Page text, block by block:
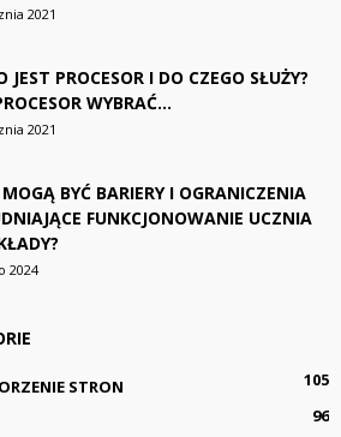
2021
JEST PROCESOR I DO CZEGO SŁUŻY?
WYBRAĆ...
2021
MOGĄ BYĆ BARIERY I OGRANICZENIA
FUNKCJONOWANIE UCZNIA
2024
STRON
105
96